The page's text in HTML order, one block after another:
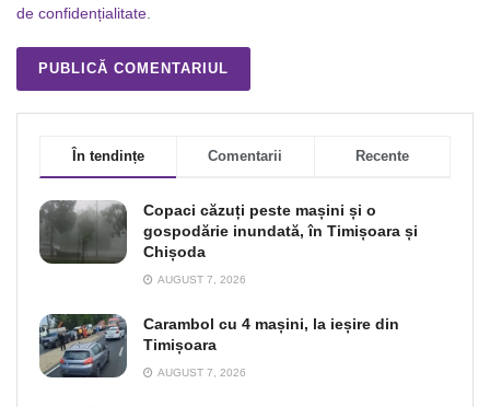
de confidențialitate.
În tendințe Comentarii Recente
Copaci căzuți peste mașini și o
gospodărie inundată, în Timișoara și
Chișoda
AUGUST 7, 2026
Carambol cu 4 mașini, la ieșire din
Timișoara
AUGUST 7, 2026